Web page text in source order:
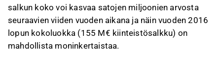
salkun koko voi kasvaa satojen miljoonien arvosta
seuraavien viiden vuoden aikana ja näin vuoden 2016
lopun kokoluokka (155 M€ kiinteistösalkku) on
mahdollista moninkertaistaa.